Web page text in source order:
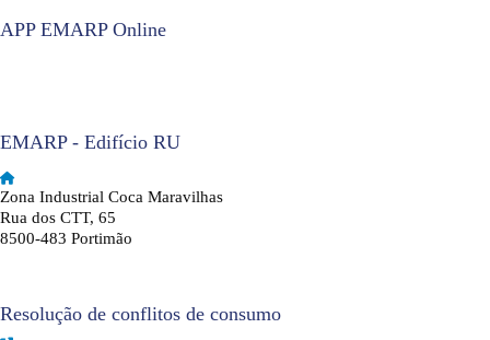
APP EMARP Online
EMARP - Edifício RU
Zona Industrial Coca Maravilhas
Rua dos CTT, 65
8500-483 Portimão
Resolução de conflitos de consumo